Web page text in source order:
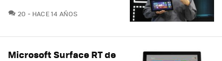
20 COMENTARIOS
HACE 14 AÑOS
Microsoft Surface RT de